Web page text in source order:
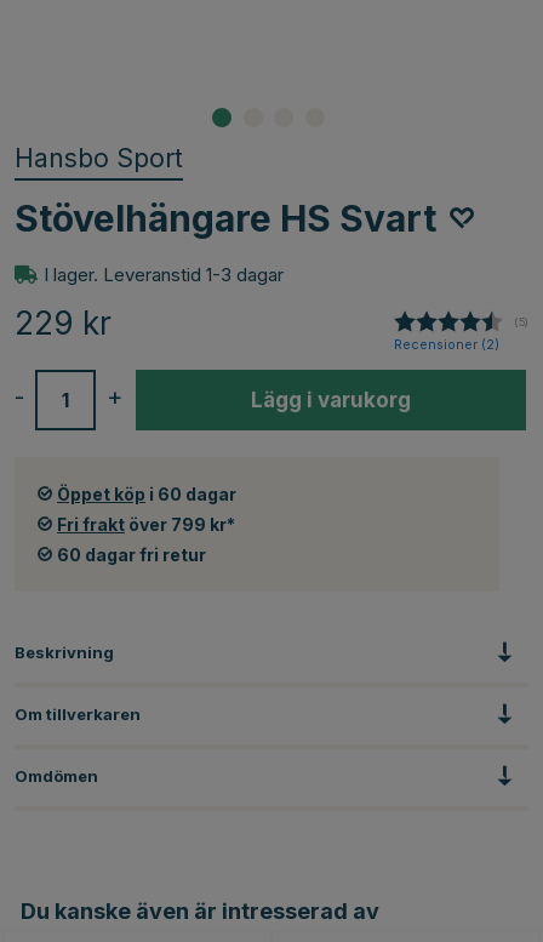
Hansbo Sport
Stövelhängare HS Svart
I lager. Leveranstid 1-3 dagar
229 kr (5)
Recensioner (2)
+
- Lägg i varukorg
Öppet köp i 60 dagar
Fri frakt över 799 kr*
60 dagar fri retur
Beskrivning
Om tillverkaren
Omdömen
Du kanske även är intresserad av